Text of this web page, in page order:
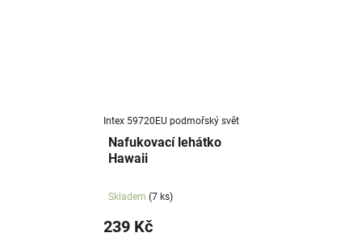
Intex 59720EU podmořský svět
Nafukovací lehátko
Hawaii
Skladem (7 ks)
239 Kč